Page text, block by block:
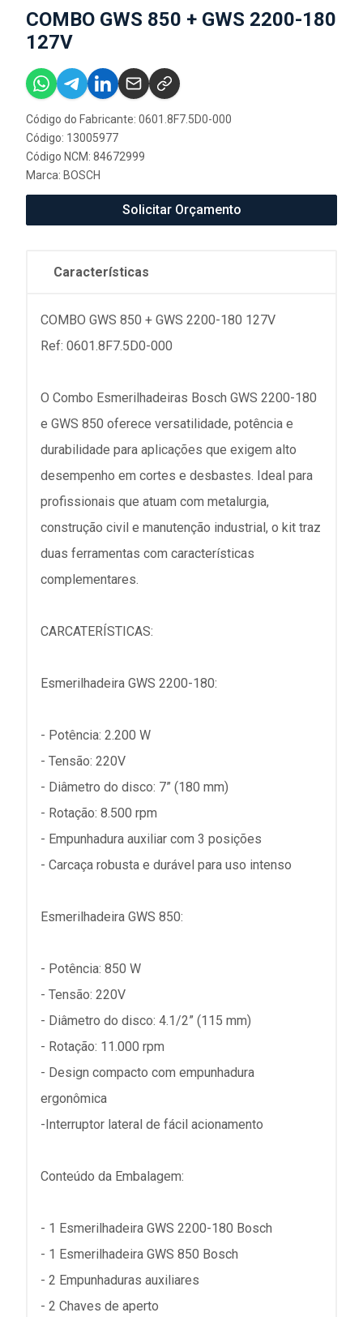
COMBO GWS 850 + GWS 2200-180
127V
Código do Fabricante: 0601.8F7.5D0-000
Código: 13005977
Código NCM: 84672999
Marca: BOSCH
Solicitar Orçamento
Características
COMBO GWS 850 + GWS 2200-180 127V
Ref: 0601.8F7.5D0-000
O Combo Esmerilhadeiras Bosch GWS 2200-180
e GWS 850 oferece versatilidade, potência e
durabilidade para aplicações que exigem alto
desempenho em cortes e desbastes. Ideal para
profissionais que atuam com metalurgia,
construção civil e manutenção industrial, o kit traz
duas ferramentas com características
complementares.
CARCATERÍSTICAS:
Esmerilhadeira GWS 2200-180:
- Potência: 2.200 W
- Tensão: 220V
- Diâmetro do disco: 7” (180 mm)
- Rotação: 8.500 rpm
- Empunhadura auxiliar com 3 posições
- Carcaça robusta e durável para uso intenso
Esmerilhadeira GWS 850:
- Potência: 850 W
- Tensão: 220V
- Diâmetro do disco: 4.1/2” (115 mm)
- Rotação: 11.000 rpm
- Design compacto com empunhadura
ergonômica
-Interruptor lateral de fácil acionamento
Conteúdo da Embalagem:
- 1 Esmerilhadeira GWS 2200-180 Bosch
- 1 Esmerilhadeira GWS 850 Bosch
- 2 Empunhaduras auxiliares
- 2 Chaves de aperto